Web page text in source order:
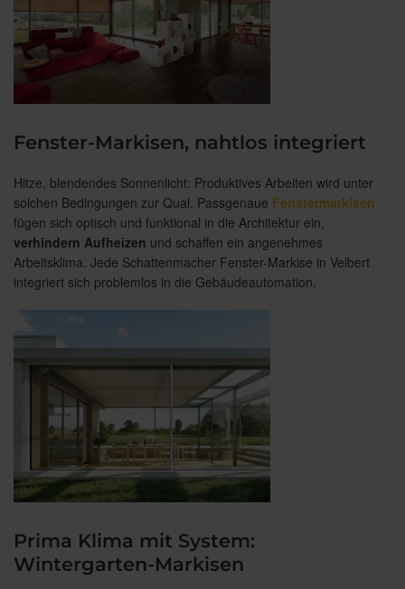
Fenster-Markisen, nahtlos integriert
Hitze, blendendes Sonnenlicht: Produktives Arbeiten wird unter
solchen Bedingungen zur Qual. Passgenaue Fenstermarkisen
fügen sich optisch und funktional in die Architektur ein,
verhindern Aufheizen und schaffen ein angenehmes
Arbeitsklima. Jede Schattenmacher Fenster-Markise in Velbert
integriert sich problemlos in die Gebäudeautomation.
Prima Klima mit System:
Wintergarten-Markisen